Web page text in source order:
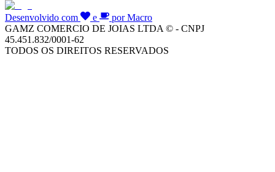
Desenvolvido com e
por Macro
GAMZ COMERCIO DE JOIAS LTDA © - CNPJ
45.451.832/0001-62
TODOS OS DIREITOS RESERVADOS